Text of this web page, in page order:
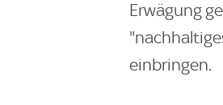
Erwägung
einbringen.